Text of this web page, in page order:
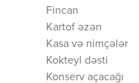
Fincan
Kartof əzən
Kasa və nimçələr
Kokteyl dəsti
Konserv açacağı